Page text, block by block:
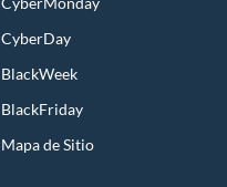
CyberDay
BlackWeek
BlackFriday
Mapa de Sitio